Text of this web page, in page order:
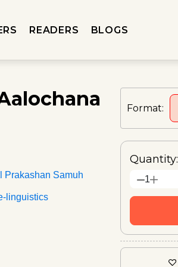
READERS BLOGS
Prakashan Samuh
linguistics
Format:
Quantity:
1